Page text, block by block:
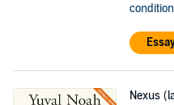
Nexus